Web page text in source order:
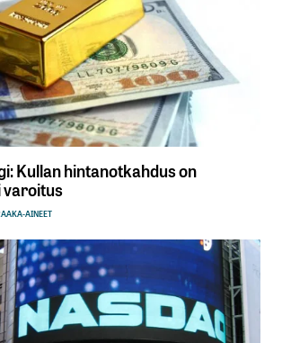
Kullan hintanotkahdus on
varoitus
AINEET